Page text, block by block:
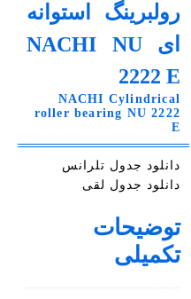
رولبرینگ استوانه
ای NACHI NU
2222 E
NACHI Cylindrical
roller bearing NU 2222
E
دانلود جدول تلرانس
دانلود جدول لقی
توضیحات
تکمیلی